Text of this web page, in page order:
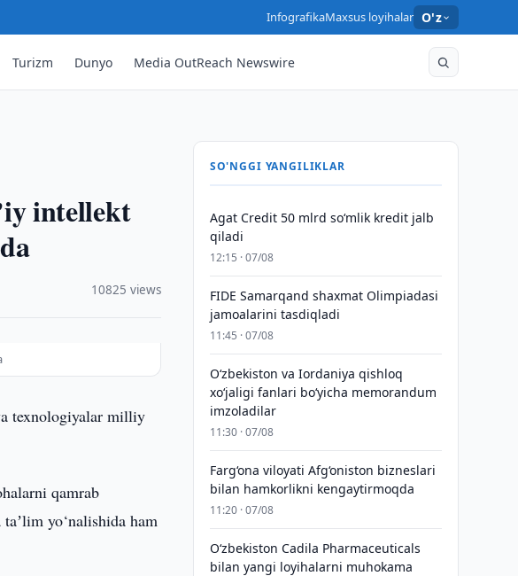
InfografikaMaxsus loyihalar O'z
Turizm Dunyo Media OutReach Newswire
intellekt
10825 views
texnologiyalar milliy
qamrab
yo‘nalishida ham
SO'NGGI YANGILIKLAR
Agat Credit 50 mlrd so‘mlik kredit jalb
qiladi
12:15 · 07/08
FIDE Samarqand shaxmat Olimpiadasi
jamoalarini tasdiqladi
11:45 · 07/08
Oʻzbekiston va Iordaniya qishloq
xoʻjaligi fanlari boʻyicha memorandum
imzoladilar
11:30 · 07/08
Farg‘ona viloyati Afg‘oniston bizneslari
bilan hamkorlikni kengaytirmoqda
11:20 · 07/08
Oʻzbekiston Cadila Pharmaceuticals
bilan yangi loyihalarni muhokama